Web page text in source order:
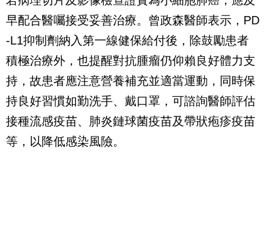
早配合醫囑接受妥善治療。曾政森醫師表示，PD
-L1抑制劑納入第一線健保給付後，除鼓勵患者
積極治療外，也提醒對抗腫瘤仍仰賴良好體力支
持，故患者應注意營養補充並適當運動，同時保
持良好習慣如勤洗手、戴口罩，可諮詢醫師評估
接種流感疫苗、肺炎鏈球菌疫苗及帶狀疱疹疫苗
等，以降低感染風險。